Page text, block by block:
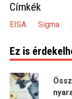
Címkék
EISA Sigma
Ez is